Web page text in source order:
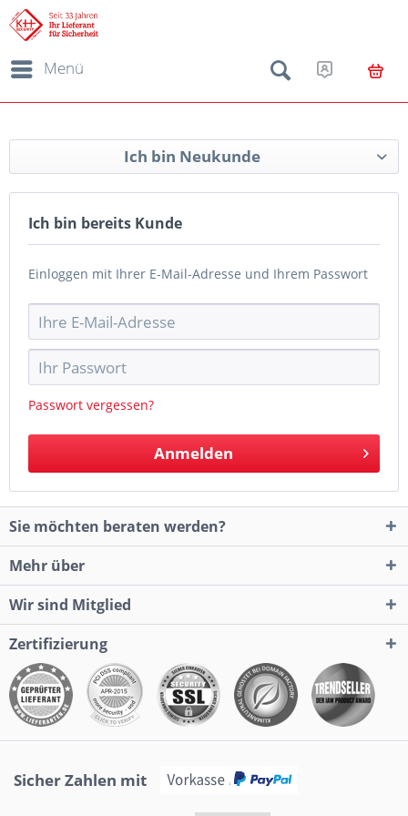
Menü
Ich bin Neukunde
Ich bin bereits Kunde
Einloggen mit Ihrer E-Mail-Adresse und Ihrem Passwort
Passwort vergessen?
Anmelden
Sie möchten beraten werden?
Mehr über
Wir sind Mitglied
Zertifizierung
Sicher Zahlen mit